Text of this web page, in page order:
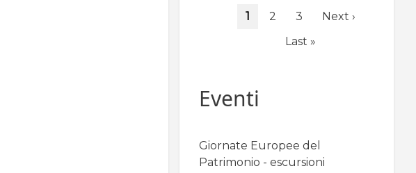
PaginazionePagina
1 Page
2 Page
3
Pagina
Next ›
Ultima
Last »
Eventi
Giornate Europee del
Patrimonio - escursioni